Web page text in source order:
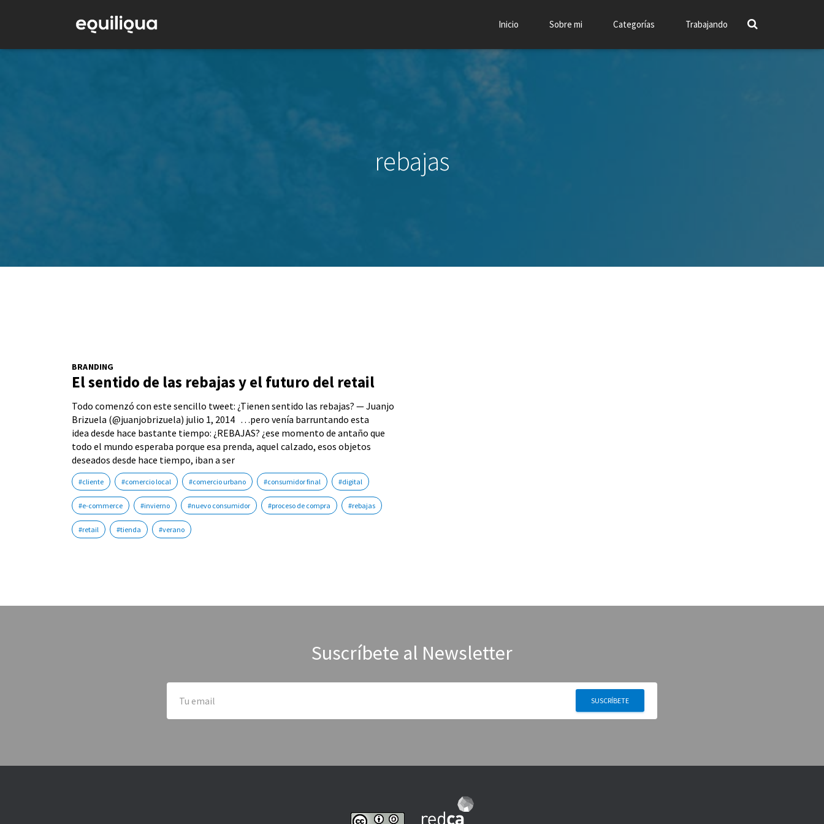
Inicio Sobre mi Categorías Trabajando
rebajas
BRANDING
El sentido de las rebajas y el futuro del retail
Todo comenzó con este sencillo tweet: ¿Tienen sentido las rebajas? — Juanjo
Brizuela (@juanjobrizuela) julio 1, 2014 …pero venía barruntando esta
idea desde hace bastante tiempo: ¿REBAJAS? ¿ese momento de antaño que
todo el mundo esperaba porque esa prenda, aquel calzado, esos objetos
deseados desde hace tiempo, iban a ser
#cliente #comercio local #comercio urbano #consumidor final #digital
#e-commerce #invierno #nuevo consumidor #proceso de compra #rebajas
#retail #tienda #verano
Suscríbete al Newsletter